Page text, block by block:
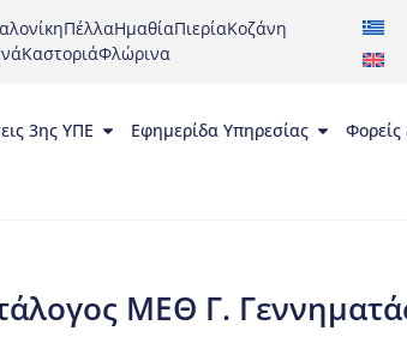
ΠέλλαΗμαθίαΠιερίαΚοζάνη
ΚαστοριάΦλώρινα
3ης ΥΠΕ Εφημερίδα Υπηρεσίας Φορείς
ΜΕΘ Γ.